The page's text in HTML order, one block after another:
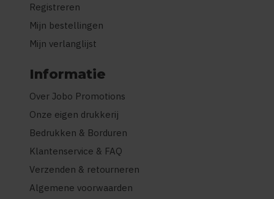
Registreren
Mijn bestellingen
Mijn verlanglijst
Informatie
Over Jobo Promotions
Onze eigen drukkerij
Bedrukken & Borduren
Klantenservice & FAQ
Verzenden & retourneren
Algemene voorwaarden